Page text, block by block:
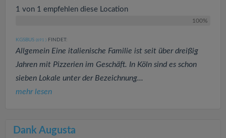
1 von 1 empfehlen diese Location
100%
KGSBUS (691 ) FINDET:
Allgemein Eine italienische Familie ist seit über dreißig
Jahren mit Pizzerien im Geschäft. In Köln sind es schon
sieben Lokale unter der Bezeichnung...
mehr lesen
Dank Augusta